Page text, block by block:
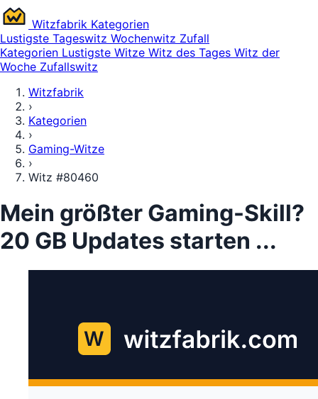
Witzfabrik Kategorien
Lustigste Tageswitz Wochenwitz Zufall
Kategorien Lustigste Witze Witz des Tages Witz der
Woche Zufallswitz
Witzfabrik
›
Kategorien
›
Gaming-Witze
›
Witz #80460
Mein größter Gaming-Skill?
20 GB Updates starten ...